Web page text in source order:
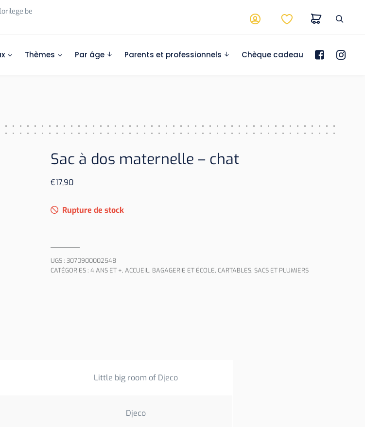
Thèmes Par âge Parents et professionnels Chèque cadeau
Sac à dos maternelle – chat
€17,90
Rupture de stock
UGS : 3070900002548
CATÉGORIES : 4 ANS ET +, ACCUEIL, BAGAGERIE ET ÉCOLE, CARTABLES, SACS ET PLUMIERS
Little big room of Djeco
Djeco